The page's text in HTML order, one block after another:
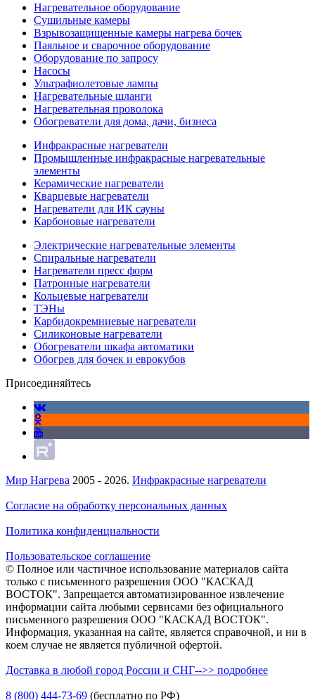
Нагревательное оборудование
Сушильные камеры
Взрывозащищенные камеры нагрева бочек
Паяльное и сварочное оборудование
Оборудование по запросу
Насосы
Ультрафиолетовые лампы
Нагревательные шланги
Нагревательная проволока
Обогреватели для дома, дачи, бизнеса
Инфракрасные нагреватели
Промышленные инфракрасные нагревательные
элементы
Керамические нагреватели
Кварцевые нагреватели
Нагреватели для ИК сауны
Карбоновые нагреватели
Электрические нагревательные элементы
Спиральные нагреватели
Нагреватели пресс форм
Патронные нагреватели
Кольцевые нагреватели
ТЭНы
Карбидокремниевые нагреватели
Силиконовые нагреватели
Обогреватели шкафа автоматики
Обогрев для бочек и еврокубов
Присоединяйтесь
Мир Нагрева 2005 - 2026. Инфракрасные нагреватели
Согласие на обработку персональных данных
Политика конфиденциальности
Пользовательское соглашение
© Полное или частичное использование материалов сайта
только с письменного разрешения ООО "КАСКАД
ВОСТОК". Запрещается автоматизированное извлечение
информации сайта любыми сервисами без официального
письменного разрешения ООО "КАСКАД ВОСТОК".
Информация, указанная на сайте, является справочной, и ни в
коем случае не является публичной офертой.
Доставка в любой город России и СНГ-->> подробнее
8 (800) 444-73-69 (бесплатно по РФ)